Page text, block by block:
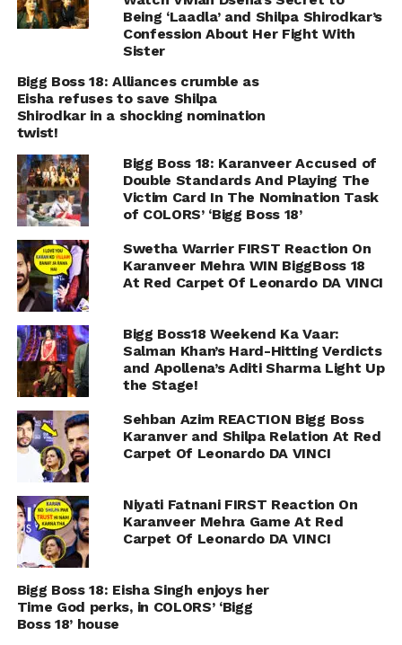
Being ‘Laadla’ and Shilpa Shirodkar’s
Confession About Her Fight With
Sister
Bigg Boss 18: Alliances crumble as
Eisha refuses to save Shilpa
Shirodkar in a shocking nomination
twist!
Bigg Boss 18: Karanveer Accused of
Double Standards And Playing The
Victim Card In The Nomination Task
of COLORS’ ‘Bigg Boss 18’
Swetha Warrier FIRST Reaction On
Karanveer Mehra WIN BiggBoss 18
At Red Carpet Of Leonardo DA VINCI
Bigg Boss18 Weekend Ka Vaar:
Salman Khan’s Hard-Hitting Verdicts
and Apollena’s Aditi Sharma Light Up
the Stage!
Sehban Azim REACTION Bigg Boss
Karanver and Shilpa Relation At Red
Carpet Of Leonardo DA VINCI
Niyati Fatnani FIRST Reaction On
Karanveer Mehra Game At Red
Carpet Of Leonardo DA VINCI
Bigg Boss 18: Eisha Singh enjoys her
Time God perks, in COLORS’ ‘Bigg
Boss 18’ house